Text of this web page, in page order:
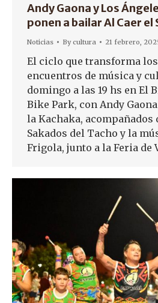
Andy Gaona y Los
ponen a bailar Al Caer el
Noticias Bycultura 21 febrero,
El ciclo que transforma
encuentros de música y
domingo a las 19 hs en El
Bike Park, con Andy
la Kachaka, acompañados
Sakados del Tacho y la
Frigola, junto a la Feria de